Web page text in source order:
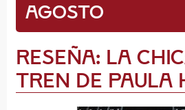
Agosto
Reseña: La
Tren de Paula